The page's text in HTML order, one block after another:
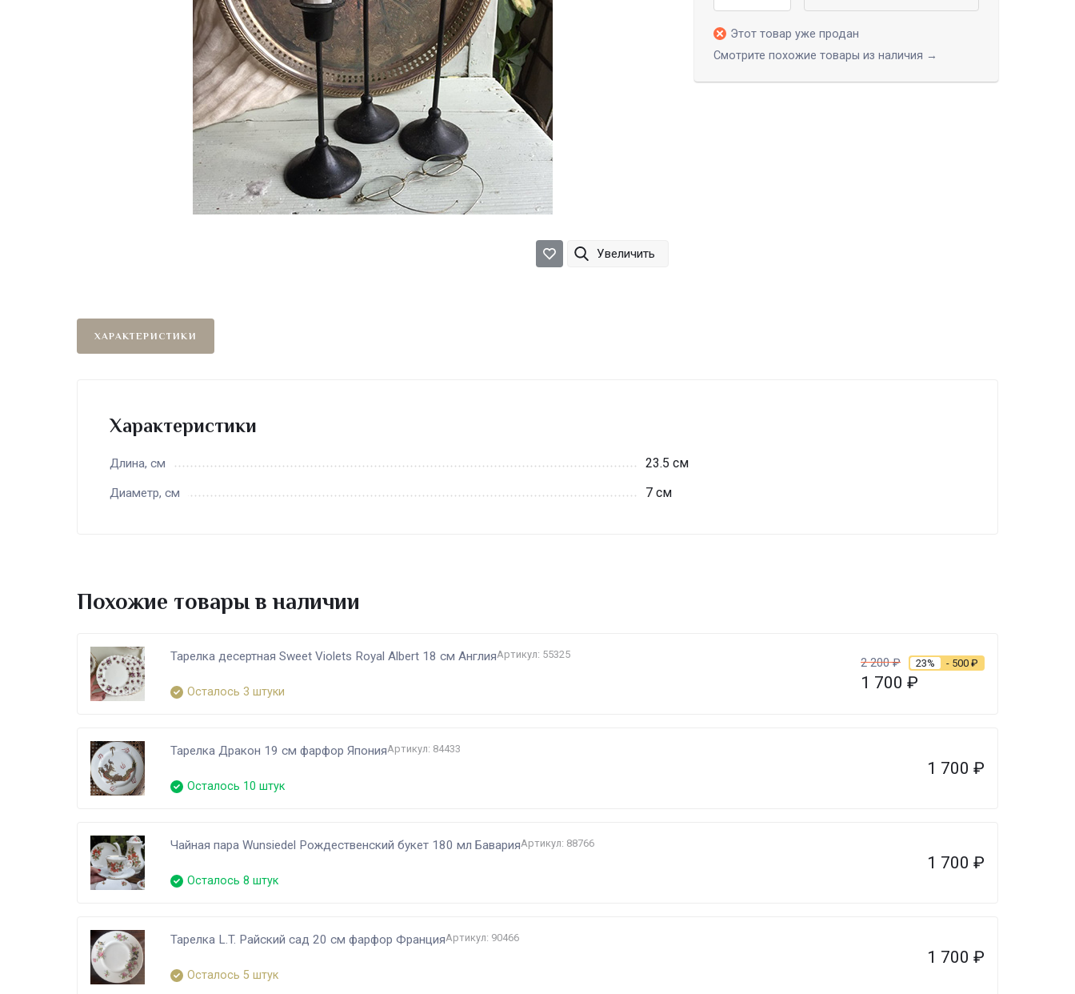
Увеличить
Этот товар уже продан
Смотрите похожие товары из наличия →
ХАРАКТЕРИСТИКИ
Характеристики
Длина, см 23.5 см
Диаметр, см 7 см
Похожие товары в наличии
Тарелка десертная Sweet Violets Royal Albert 18 см АнглияАртикул: 55325
Осталось 3 штуки
2 200₽ 23% - 500 ₽
1 700 ₽
Тарелка Дракон 19 см фарфор ЯпонияАртикул: 84433
Осталось 10 штук
1 700 ₽
Чайная пара Wunsiedel Рождественский букет 180 мл БаварияАртикул: 88766
Осталось 8 штук
1 700 ₽
Тарелка L.T. Райский сад 20 см фарфор ФранцияАртикул: 90466
Осталось 5 штук
1 700 ₽